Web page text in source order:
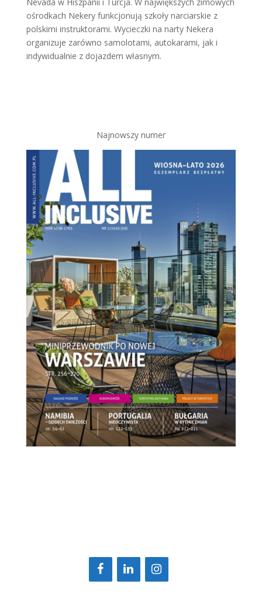
ośrodkach Nekery funkcjonują szkoły narciarskie z
polskimi instruktorami. Wycieczki na narty Nekera
organizuje zarówno samolotami, autokarami, jak i
indywidualnie z dojazdem własnym.
Najnowszy numer